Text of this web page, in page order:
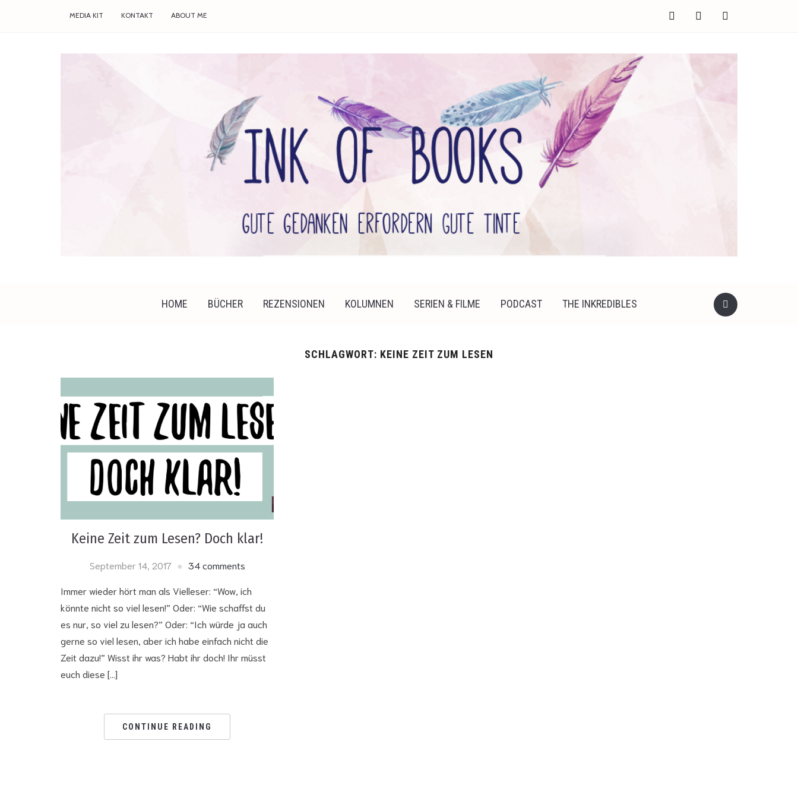
facebook twitter instagram
MEDIA KIT KONTAKT ABOUT ME
HOME BÜCHER REZENSIONEN KOLUMNEN SERIEN & FILME PODCAST THE INKREDIBLES
SCHLAGWORT: KEINE ZEIT ZUM LESEN
Keine Zeit zum Lesen? Doch klar!
September 14, 2017 34 comments
Immer wieder hört man als Vielleser: “Wow, ich
könnte nicht so viel lesen!” Oder: “Wie schaffst du
es nur, so viel zu lesen?” Oder: “Ich würde ja auch
gerne so viel lesen, aber ich habe einfach nicht die
Zeit dazu!” Wisst ihr was? Habt ihr doch! Ihr müsst
euch diese […]
CONTINUE READING